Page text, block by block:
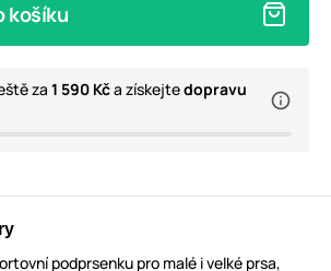
košíku
za 1 590 Kča získejtedopravu
podprsenku pro malé i velké prsa,